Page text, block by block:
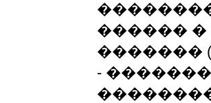
������
�������
-